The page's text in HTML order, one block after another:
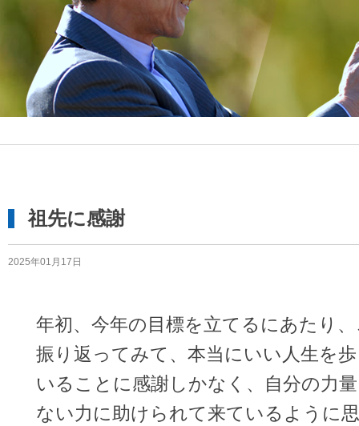
祖先に感謝
2025年01月17日
年初、今年の目標を立てるにあたり
振り返ってみて、本当にいい人生を
いることに感謝しかなく、自分の力
ない力に助けられて来ているように